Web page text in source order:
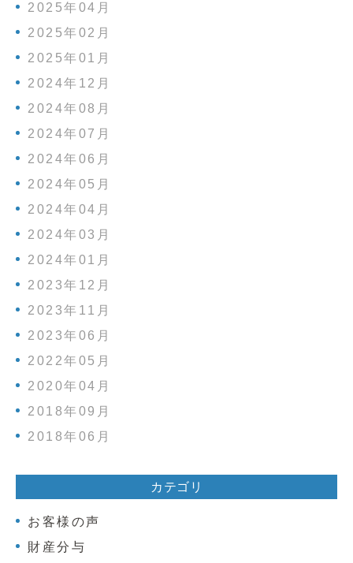
2025年04月
2025年02月
2025年01月
2024年12月
2024年08月
2024年07月
2024年06月
2024年05月
2024年04月
2024年03月
2024年01月
2023年12月
2023年11月
2023年06月
2022年05月
2020年04月
2018年09月
2018年06月
カテゴリ
お客様の声
財産分与